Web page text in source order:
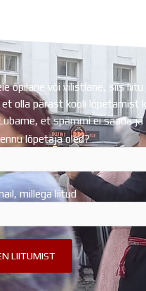
õpilane või vilistlane, siis
olla pärast kooli lõpetamist
et spämmi ei saada
lõpetaja oled?
millega liitud